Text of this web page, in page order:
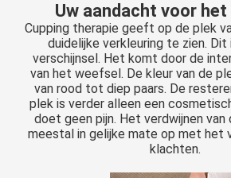
Uw aandacht voor
Cupping therapie geeft op de plek
duidelijke verkleuring te zien. Dit
verschijnsel. Het komt door de
van het weefsel. De kleur van de
van rood tot diep paars. De
plek is verder alleen een
doet geen pijn. Het verdwijnen van
meestal in gelijke mate op met het
klachten.